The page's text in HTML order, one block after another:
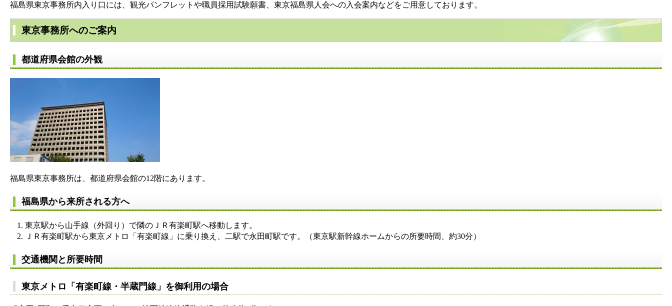
福島県東京事務所内入り口には、観光パンフレットや職員採用試験願書、東京福島県人会への入会案内などをご用意しております。
東京事務所へのご案内
都道府県会館の外観
福島県東京事務所は、都道府県会館の12階にあります。
福島県から来所される方へ
東京駅から山手線（外回り）で隣のＪＲ有楽町駅へ移動します。
ＪＲ有楽町駅から東京メトロ「有楽町線」に乗り換え、二駅で永田町駅です。（東京駅新幹線ホームからの所要時間、約30分）
交通機関と所要時間
東京メトロ「有楽町線・半蔵門線」を御利用の場合